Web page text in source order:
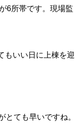
6所帯です。現場監
もいい日に上棟を迎
とても早いですね。